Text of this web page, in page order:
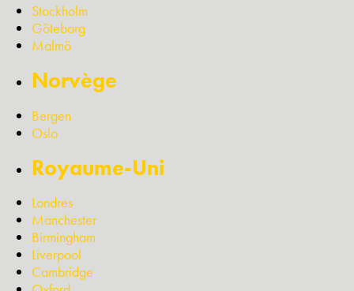
Stockholm
Göteborg
Malmö
Norvège
Bergen
Oslo
Royaume-Uni
Londres
Manchester
Birmingham
Liverpool
Cambridge